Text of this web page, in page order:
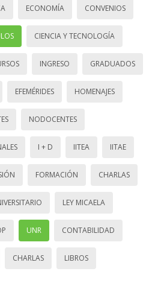
ECONOMÍA CONVENIOS
CIENCIA Y TECNOLOGÍA
INGRESO GRADUADOS
EFEMÉRIDES HOMENAJES
NODOCENTES
I + D IITEA IITAE
FORMACIÓN CHARLAS
LEY MICAELA
UNR CONTABILIDAD
CHARLAS LIBROS